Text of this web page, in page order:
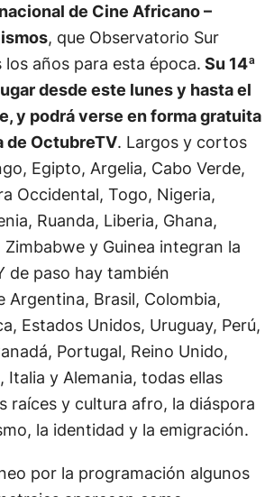
de Cine Africano –
, que Observatorio Sur
años para esta época. Su 14ª
desde este lunes y hasta el
y podrá verse en forma gratuita
de OctubreTV. Largos y cortos
Egipto, Argelia, Cabo Verde,
Occidental, Togo, Nigeria,
Ruanda, Liberia, Ghana,
y Guinea integran la
de paso hay también
Argentina, Brasil, Colombia,
Estados Unidos, Uruguay, Perú,
Portugal, Reino Unido,
Italia y Alemania, todas ellas
raíces y cultura afro, la diáspora
la identidad y la emigración.
por la programación algunos